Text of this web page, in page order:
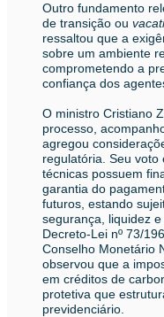
Outro fundamento
de transição ou
ressaltou que a
sobre um ambiente
comprometendo a
confiança dos
O ministro Cristiano
processo,
agregou
regulatória. Seu
técnicas possuem
garantia do
futuros, estando
segurança, liquidez
Decreto-Lei nº 73/
Conselho Monetário
observou que a
em créditos de
protetiva que
previdenciário.